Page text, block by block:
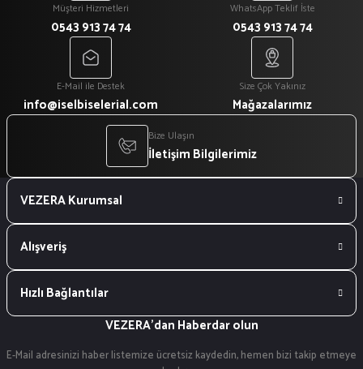
%33
Turkuaz Mantar Aşçı Kepi
₺ 300
₺ 200
Tükendi
Siyah Turkuaz Biyeli Aşçı Kepi
Müşteri Hizmetleri
0543 913 74 74
WhatsApp Teklif İste
0543 913 74 74
E-Mail ile Destek
info@iselbiselerial.com
Size Çok Yakınız
Mağazalarımız
Bize Ulaşın
İletişim Bilgilerimiz
VEZERA Kurumsal
Alışveriş
Hızlı Bağlantılar
VEZERA'dan Haberdar olun
E-Mail adresinizi haber listemize ücretsiz kaydedin, hemen bizi takip etmeye